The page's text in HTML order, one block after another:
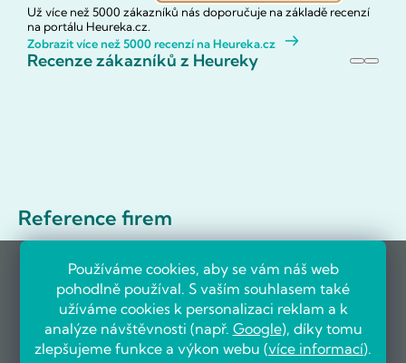
Používáme cookies, aby se vám náš web
pohodlně používal. S vaším souhlasem také
užíváme cookies k personalizaci reklam a k
analýze návštěvnosti (např. Google), díky tomu
zlepšujeme funkce a výkon webu (více informací).
Už více než 5000 zákazníků nás doporučuje na základě recenzí
na portálu Heureka.cz.
Zobrazit více než 5000 recenzí na Heureka.cz
Recenze zákazníků z Heureky
Reference firem